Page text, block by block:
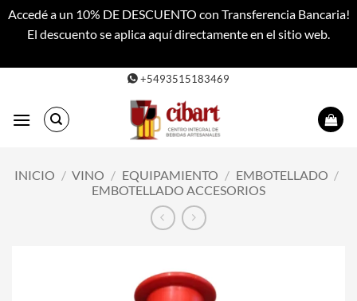
Accedé a un 10% DE DESCUENTO con Transferencia Bancaria!
El descuento se aplica aquí directamente en el sitio web.
contenido
+5493515183469
INICIO / VINO / EQUIPAMIENTO / EMBOTELLADO /
EMBOTELLADO ACCESORIOS